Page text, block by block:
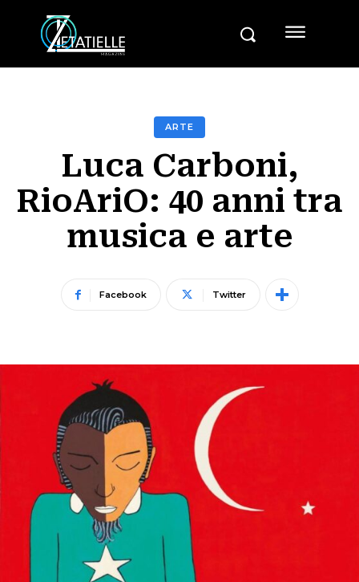
ARTE
Luca Carboni,
RioAriO: 40 anni tra
musica e arte
Facebook Twitter